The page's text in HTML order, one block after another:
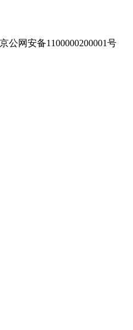
京公网安备1100000200001号